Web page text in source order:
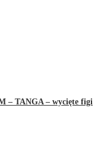
– TANGA – wycięte figi